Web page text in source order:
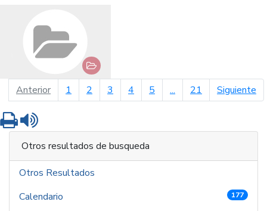
Anteriorpágina anterior
1 2 3 4 5 ... 21 Siguiente
Imprimir
Otros resultados de busqueda
Otros Resultados
Calendario
177